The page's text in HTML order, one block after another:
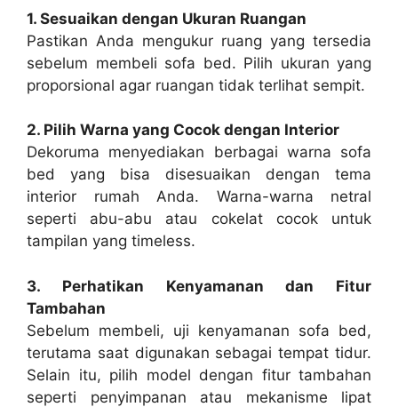
1. Sesuaikan dengan Ukuran Ruangan
Pastikan Anda mengukur ruang yang tersedia
sebelum membeli sofa bed. Pilih ukuran yang
proporsional agar ruangan tidak terlihat sempit.
2. Pilih Warna yang Cocok dengan Interior
Dekoruma menyediakan berbagai warna sofa
bed yang bisa disesuaikan dengan tema
interior rumah Anda. Warna-warna netral
seperti abu-abu atau cokelat cocok untuk
tampilan yang timeless.
3. Perhatikan Kenyamanan dan Fitur
Tambahan
Sebelum membeli, uji kenyamanan sofa bed,
terutama saat digunakan sebagai tempat tidur.
Selain itu, pilih model dengan fitur tambahan
seperti penyimpanan atau mekanisme lipat